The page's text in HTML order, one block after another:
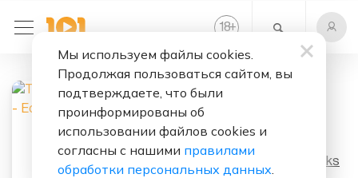
18+
Echo
The Chainsmokers, Oaks
Мы используем файлы cookies.
Продолжая пользоваться сайтом, вы
подтверждаете, что были
проинформированы об
использовании файлов cookies и
согласны с нашими правилами
обработки персональных данных.